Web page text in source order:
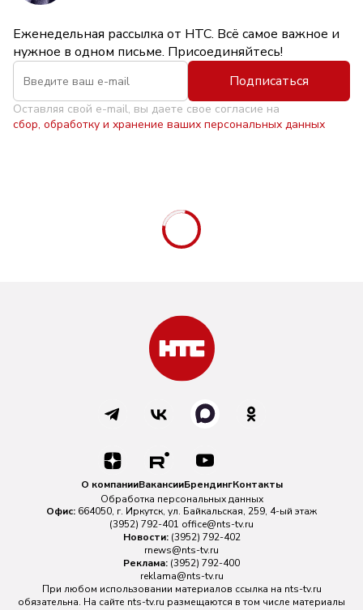
Еженедельная рассылка от НТС. Всё самое важное и
нужное в одном письме. Присоединяйтесь!
Подписаться
Оставляя свой e-mail, вы даете свое согласие на
сбор, обработку и хранение ваших персональных данных
О компанииВакансииБрендингКонтакты
Обработка персональных данных
Офис: 664050, г. Иркутск, ул. Байкальская, 259, 4-ый этаж
(3952) 792-401 office@nts-tv.ru
Новости: (3952) 792-402
rnews@nts-tv.ru
Реклама: (3952) 792-400
reklama@nts-tv.ru
При любом использовании материалов ссылка на nts-tv.ru
обязательна. На сайте nts-tv.ru размещаются в том числе материалы